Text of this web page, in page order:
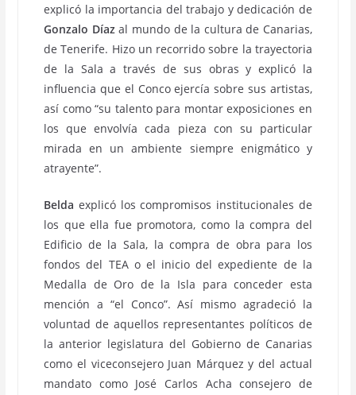
explicó la importancia del trabajo y dedicación de
Gonzalo Díazal mundo de la cultura de Canarias,
de Tenerife. Hizo un recorrido sobre la trayectoria
de la Sala a través de sus obras y explicó la
influencia que el Conco ejercía sobre sus artistas,
así como “su talento para montar exposiciones en
los que envolvía cada pieza con su particular
mirada en un ambiente siempre enigmático y
atrayente”.
Belda explicó los compromisos institucionales de
los que ella fue promotora, como la compra del
Edificio de la Sala, la compra de obra para los
fondos del TEA o el inicio del expediente de la
Medalla de Oro de la Isla para conceder esta
mención a “el Conco”. Así mismo agradeció la
voluntad de aquellos representantes políticos de
la anterior legislatura del Gobierno de Canarias
como el viceconsejero Juan Márquez y del actual
mandato como José Carlos Acha consejero de